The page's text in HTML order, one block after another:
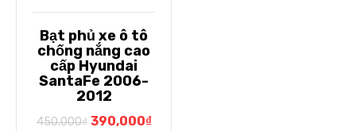
Bạt phủ xe ô tô
chống nắng cao
cấp Hyundai
SantaFe 2006-
2012
450,000₫ 390,000₫